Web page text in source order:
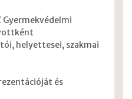
Gyermekvédelmi
helyettesei, szakmai
és